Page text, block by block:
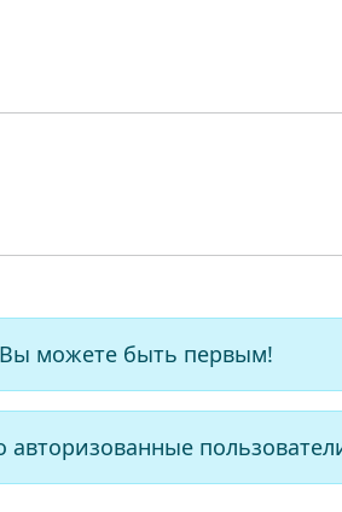
можете быть первым!